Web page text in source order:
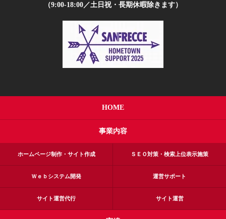
（9:00-18:00／土日祝・長期休暇除きます）
HOME
事業内容
ホームページ制作・サイト作成 ＳＥＯ対策・検索上位表示施策
Ｗｅｂシステム開発 運営サポート
サイト運営代行 サイト運営